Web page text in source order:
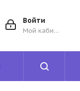
Войти
Мой кабинет